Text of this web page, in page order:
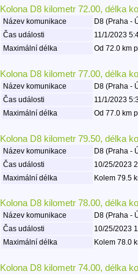
Kolona D8 kilometr 72.00, délka
Název komunikace
D8 (Praha -
Čas události
11/1/2023
Maximální délka
Od 72.0 km
Kolona D8 kilometr 77.00, délka
Název komunikace
D8 (Praha -
Čas události
11/1/2023
Maximální délka
Od 77.0 km
Kolona D8 kilometr 79.50, délka
Název komunikace
D8 (Praha -
Čas události
10/25/2023
Maximální délka
Kolem 79.5
Kolona D8 kilometr 78.00, délka
Název komunikace
D8 (Praha -
Čas události
10/25/2023
Maximální délka
Kolem 78.0
Kolona D8 kilometr 74.00, délka